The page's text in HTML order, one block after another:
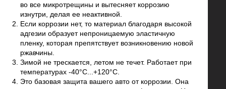
во все микротрещины и вытесняет коррозию
изнутри, делая ее неактивной.
Если коррозии нет, то материал благодаря высокой
адгезии образует непроницаемую эластичную
пленку, которая препятствует возникновению новой
ржавчины.
Зимой не трескается, летом не течет. Работает при
температурах -40°C...+120°C.
Это базовая защита вашего авто от коррозии. Она